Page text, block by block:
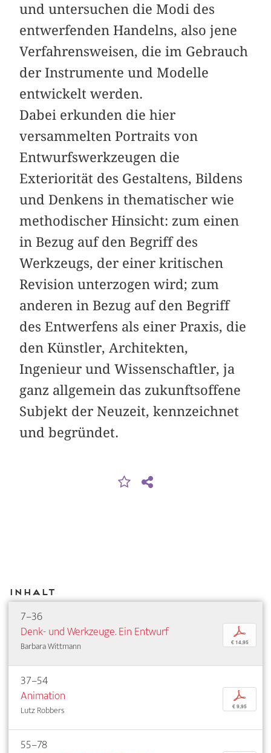
und untersuchen die Modi des
entwerfenden Handelns, also jene
Verfahrensweisen, die im Gebrauch
der Instrumente und Modelle
entwickelt werden.
Dabei erkunden die hier
versammelten Portraits von
Entwurfswerkzeugen die
Exteriorität des Gestaltens, Bildens
und Denkens in thematischer wie
methodischer Hinsicht: zum einen
in Bezug auf den Begriff des
Werkzeugs, der einer kritischen
Revision unterzogen wird; zum
anderen in Bezug auf den Begriff
des Entwerfens als einer Praxis, die
den Künstler, Architekten,
Ingenieur und Wissenschaftler, ja
ganz allgemein das zukunftsoffene
Subjekt der Neuzeit, kennzeichnet
und begründet.
Inhalt
7–36
Denk- und Werkzeuge. Ein Entwurf
Barbara Wittmann
p
€ 14,95
37–54
Animation
Lutz Robbers
p
€ 9,95
55–78